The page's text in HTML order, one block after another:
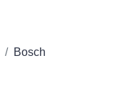
Bosch